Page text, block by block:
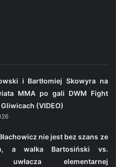
i Bartłomiej Skowyra na
MMA po gali DWM Fight
(VIDEO)
nie jest bez szans ze
a walka Bartosiński vs.
uwłacza elementarnej